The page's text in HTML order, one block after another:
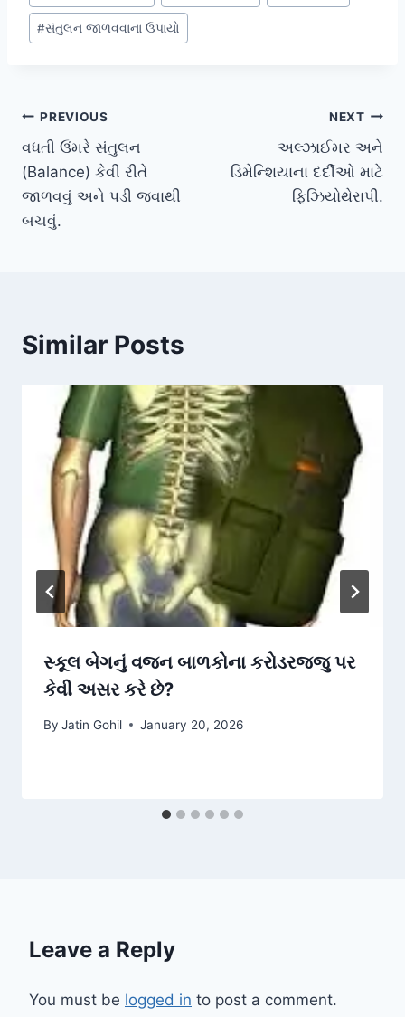
#સંતુલન જાળવવાના ઉપાયો
Post
navigation
PREVIOUS
વધતી ઉંમરે સંતુલન
(Balance) કેવી રીતે
જાળવવું અને પડી જવાથી
બચવું.
NEXT
અલ્ઝાઈમર અને
ડિમેન્શિયાના દર્દીઓ માટે
ફિઝિયોથેરાપી.
Similar Posts
સ્કૂલ બેગનું વજન બાળકોના કરોડરજ્જુ પર
કેવી અસર કરે છે?
By Jatin Gohil January 20, 2026
Leave a Reply
You must be logged in to post a comment.